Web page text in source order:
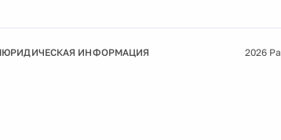
ЮРИДИЧЕСКАЯ ИНФОРМАЦИЯ 2026